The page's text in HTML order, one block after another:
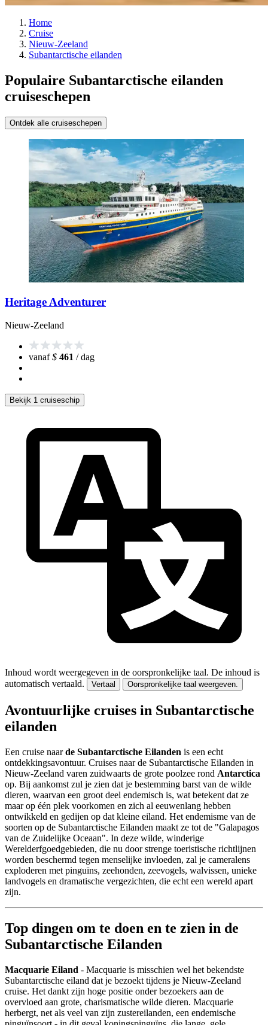
Home
Cruise
Nieuw-Zeeland
Subantarctische eilanden
Populaire Subantarctische eilanden
cruiseschepen
Ontdek alle cruiseschepen
Heritage Adventurer
Nieuw-Zeeland
vanaf$ 461 / dag
Bekijk 1 cruiseschip
Inhoud wordt weergegeven in de oorspronkelijke taal. De inhoud is
automatisch vertaald.
Vertaal Oorspronkelijke taal weergeven.
Avontuurlijke cruises in Subantarctische
eilanden
Een cruise naarde Subantarctische Eilanden is een echt
ontdekkingsavontuur. Cruises naar de Subantarctische Eilanden in
Nieuw-Zeeland varen zuidwaarts de grote poolzee rond Antarctica
op. Bij aankomst zul je zien dat je bestemming barst van de wilde
dieren, waarvan een groot deel endemisch is, wat betekent dat ze
maar op één plek voorkomen en zich al eeuwenlang hebben
ontwikkeld en gedijen op dat kleine eiland. Het endemisme van de
soorten op de Subantarctische Eilanden maakt ze tot de "Galapagos
van de Zuidelijke Oceaan". In deze wilde, winderige
Werelderfgoedgebieden, die nu door strenge toeristische richtlijnen
worden beschermd tegen menselijke invloeden, zal je cameralens
exploderen met pinguïns, zeehonden, zeevogels, walvissen, unieke
landvogels en dramatische vergezichten, die echt een wereld apart
zijn.
Top dingen om te doen en te zien in de
Subantarctische Eilanden
Macquarie Eiland - Macquarie is misschien wel het bekendste
Subantarctische eiland dat je bezoekt tijdens je Nieuw-Zeeland
cruise. Het dankt zijn hoge positie onder bezoekers aan de
overvloed aan grote, charismatische wilde dieren. Macquarie
herbergt, net als veel van zijn zustereilanden, een endemische